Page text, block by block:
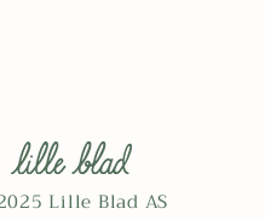
Lille Blad AS